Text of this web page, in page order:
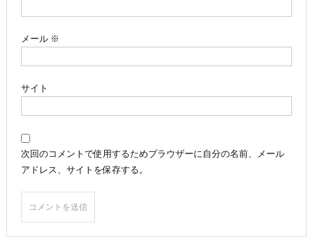
メール ※
サイト
次回のコメントで使用するためブラウザーに自分の名前、メール
アドレス、サイトを保存する。